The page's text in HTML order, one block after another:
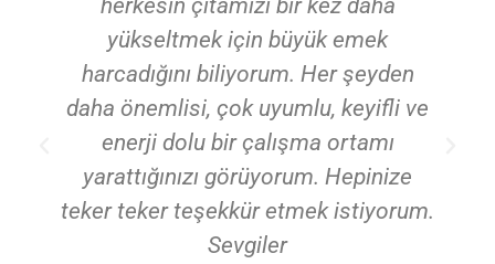
herkesin çıtamızı bir kez daha
yükseltmek için büyük emek
harcadığını biliyorum. Her şeyden
daha önemlisi, çok uyumlu, keyifli ve
enerji dolu bir çalışma ortamı
yarattığınızı görüyorum. Hepinize
teker teker teşekkür etmek istiyorum.
Sevgiler